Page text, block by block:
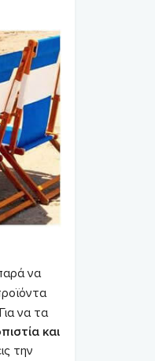
να
να τα
και
την